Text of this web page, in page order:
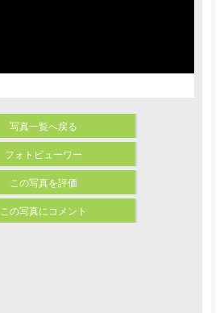
写真一覧へ戻る
フォトビューワー
この写真を評価
この写真にコメント